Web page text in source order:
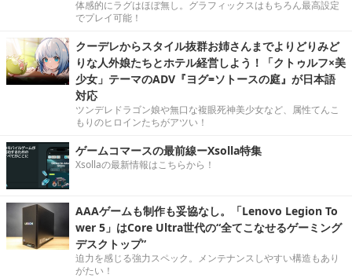
体感的にラグはほぼ無し。グラフィックスはもちろん最高設定
でプレイ可能！
クーデレからスタイル抜群お姉さんまでよりどりみど
りな人外娘たちとホテル経営しよう！「クトゥルフ×美
少女」テーマのADV『ヨグ=ソトースの庭』が日本語
対応
ツンデレドラゴン娘や無口な複眼死神美少女など、属性てんこ
もりのヒロインたちがアツい！
ゲームコマースの最前線ーXsolla特集
Xsollaの最新情報はこちらから！
AAAゲームも制作も妥協なし。「Lenovo Legion To
wer 5」はCore Ultra世代の“全てこなせるゲーミング
デスクトップ”
迫力を感じる強力スペック。メンテナンスしやすい構造もあり
がたい！